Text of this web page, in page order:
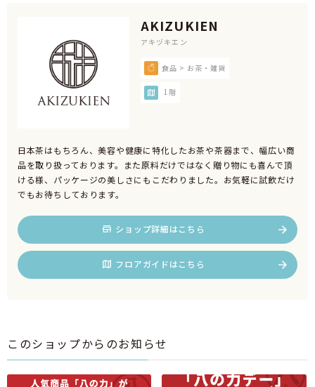
AKIZUKIEN
アキヅキエン
食品 > お茶・雑貨
1階
日本茶はもちろん、美容や健康に特化したお茶や茶器まで、幅広い商
品を取り扱っております。また原料だけではなく贈り物にも喜んで頂
ける様、パッケージの美しさにもこだわりました。お気軽に試飲だけ
でもお待ちしております。
ショップ詳細はこちら
フロアガイドはこちら
このショップからのお知らせ